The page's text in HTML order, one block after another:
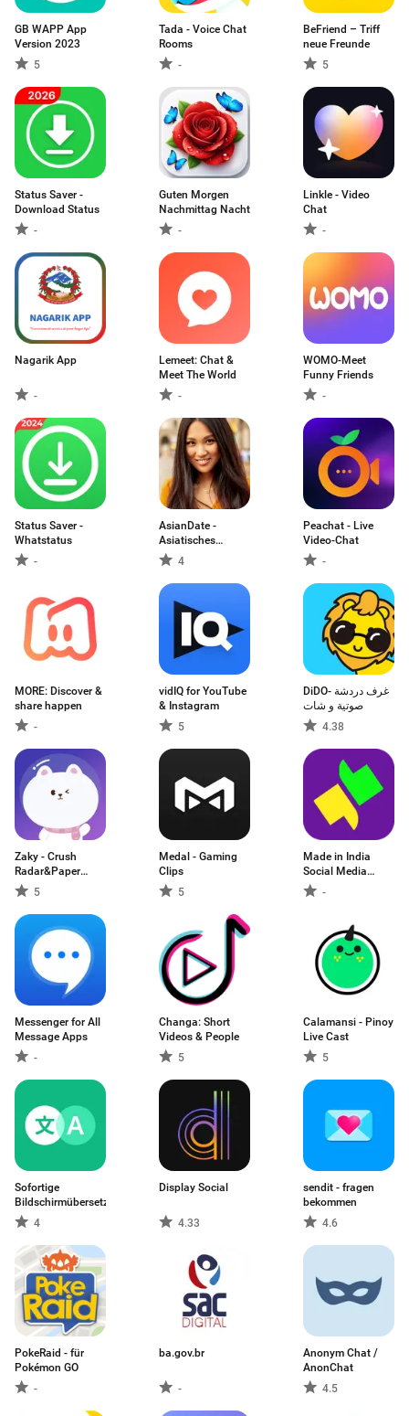
GB WAPP App
Version 2023
5
Tada - Voice Chat
Rooms
-
BeFriend – Triff
neue Freunde
5
Status Saver -
Download Status
-
Guten Morgen
Nachmittag Nacht
-
Linkle - Video
Chat
-
Nagarik App
-
Lemeet: Chat &
Meet The World
-
WOMO-Meet
Funny Friends
-
Status Saver -
Whatstatus
-
AsianDate -
Asiatisches
Dating
4
Peachat - Live
Video-Chat
-
MORE: Discover &
share happen
-
vidIQ for YouTube
& Instagram
5
DiDO- غرف دردشة
صوتية و شات
4.38
Zaky - Crush
Radar&Paper
Plane5
Medal - Gaming
Clips
5
Made in India
Social Media
Friendship App:
GolBol
-
Messenger for All
Message Apps
-
Changa: Short
Videos & People
5
Calamansi - Pinoy
Live Cast
5
Sofortige
Bildschirmübersetzer
4
Display Social
4.33
sendit - fragen
bekommen
4.6
PokeRaid - für
Pokémon GO
-
ba.gov.br
-
Anonym Chat /
AnonChat
4.5